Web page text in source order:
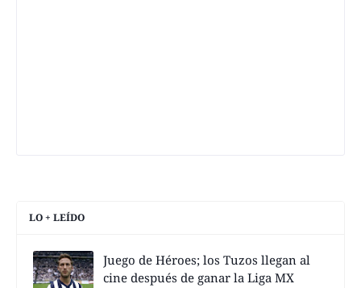
LO + LEÍDO
Juego de Héroes; los Tuzos llegan al
cine después de ganar la Liga MX